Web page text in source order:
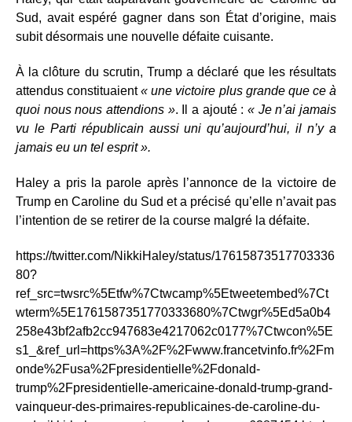
Sud, avait espéré gagner dans son État d’origine, mais
subit désormais une nouvelle défaite cuisante.
À la clôture du scrutin, Trump a déclaré que les résultats
attendus constituaient« une victoire plus grande que ce à
quoi nous nous attendions ». Il a ajouté :« Je n’ai jamais
vu le Parti républicain aussi uni qu’aujourd’hui, il n’y a
jamais eu un tel esprit ».
Haley a pris la parole après l’annonce de la victoire de
Trump en Caroline du Sud et a précisé qu’elle n’avait pas
l’intention de se retirer de la course malgré la défaite.
https://twitter.com/NikkiHaley/status/17615873517703336
80?
ref_src=twsrc%5Etfw%7Ctwcamp%5Etweetembed%7Ct
wterm%5E1761587351770333680%7Ctwgr%5Ed5a0b4
258e43bf2afb2cc947683e4217062c0177%7Ctwcon%5E
s1_&ref_url=https%3A%2F%2Fwww.francetvinfo.fr%2Fm
onde%2Fusa%2Fpresidentielle%2Fdonald-
trump%2Fpresidentielle-americaine-donald-trump-grand-
vainqueur-des-primaires-republicaines-de-caroline-du-